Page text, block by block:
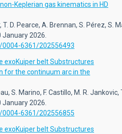
Keplerian gas kinematics in HD
T. D. Pearce, A. Brennan, S. Pérez,
January 2026.
6361/202556493
exoKuiper belt Substructures
for the continuum arc in the
S. Marino, F. Castillo, M. R.
2026.
6361/202556855
exoKuiper belt Substructures